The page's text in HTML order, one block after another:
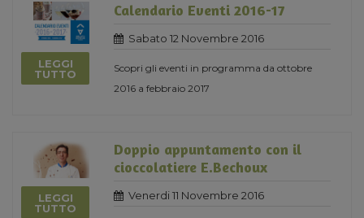
LEGGI
TUTTO
Calendario Eventi 2016-17
Sabato 12 Novembre 2016
Scopri gli eventi in programma da ottobre
2016 a febbraio 2017
LEGGI
TUTTO
Doppio appuntamento con il
cioccolatiere E.Bechoux
Venerdi 11 Novembre 2016